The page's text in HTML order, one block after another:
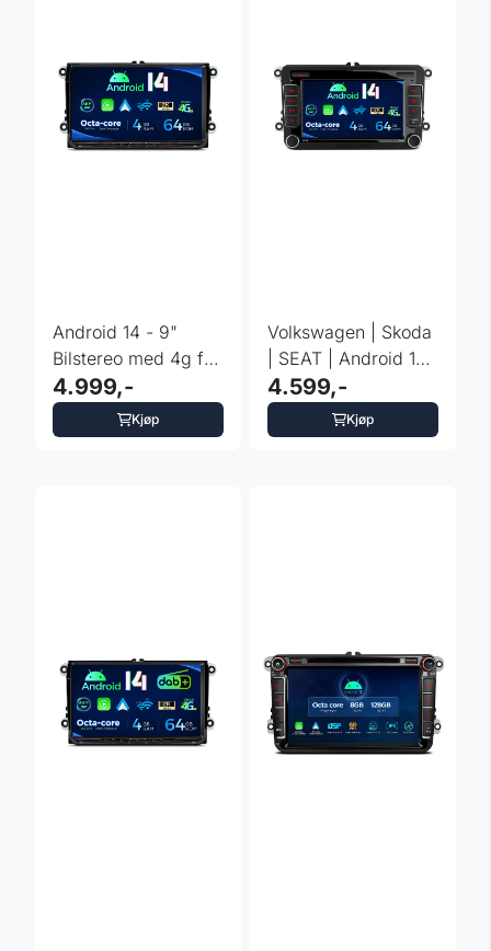
Android 14 - 9"
Bilstereo med 4g for
VW - Skoda - Seat
4.999,-
Kjøp
Volkswagen | Skoda
| SEAT | Android 14 |
Octa Core | 4G
4.599,-
Kjøp